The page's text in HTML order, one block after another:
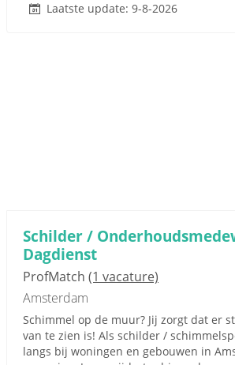
Laatste update: 9-8-2026
Schilder /
Dagdienst
ProfMatch (1 vacature)
Amsterdam
Schimmel op de muur? Jij zorgt dat er
van te zien is! Als schilder /
langs bij woningen en gebouwen in